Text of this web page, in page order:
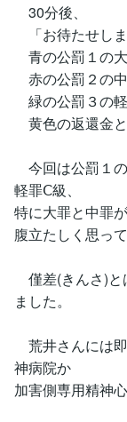
30分後、
「お待たせし
青の公罰１の
赤の公罰２の
緑の公罰３の
黄色の返還金
今回は公罰１
軽罪Ⅽ級、
特に大罪と中罪
腹立たしく思っ
僅差(きんさ)と
ました。
荒井さんには
神病院か
加害側専用精神